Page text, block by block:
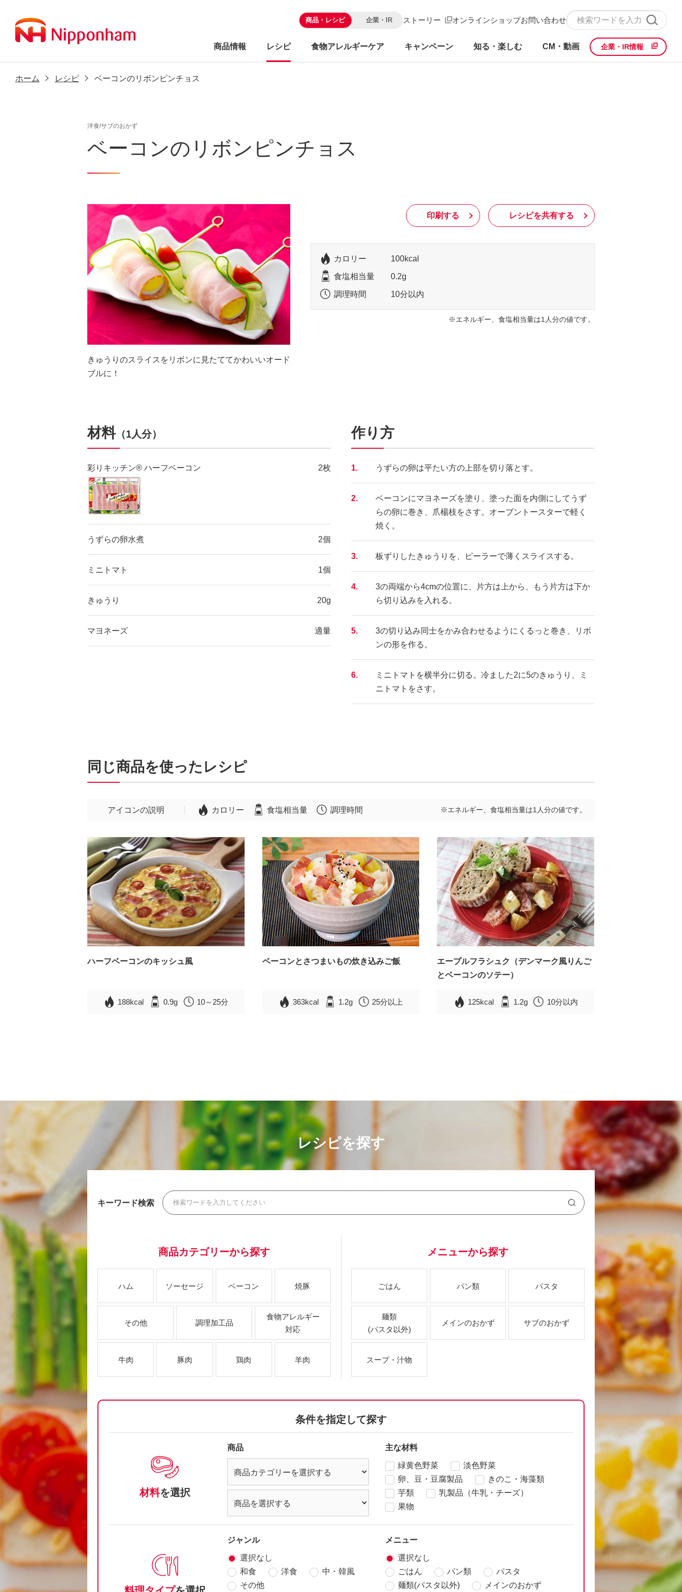
商品・レシピ 企業・IR ストーリー オンラインショップお問い合わせ
商品情報 レシピ 食物アレルギーケア キャンペーン 知る・楽しむ CM・動画 企業・IR情報
ホーム レシピ ベーコンのリボンピンチョス
洋食/サブのおかず
ベーコンのリボンピンチョス
きゅうりのスライスをリボンに見たててかわいいオード
ブルに！
印刷する レシピを共有する
カロリー 100kcal
食塩相当量 0.2g
調理時間 10分以内
エネルギー、食塩相当量は1人分の値です。
材料（1人分）
彩りキッチン® ハーフベーコン 2枚
うずらの卵水煮 2個
ミニトマト 1個
きゅうり 20g
マヨネーズ 適量
作り方
1. うずらの卵は平たい方の上部を切り落とす。
2.
ベーコンにマヨネーズを塗り、塗った面を内側にしてうず
らの卵に巻き、爪楊枝をさす。オーブントースターで軽く
焼く。
3. 板ずりしたきゅうりを、ピーラーで薄くスライスする。
4.
3の両端から4cmの位置に、片方は上から、もう片方は下か
ら切り込みを入れる。
5.
3の切り込み同士をかみ合わせるようにくるっと巻き、リボ
ンの形を作る。
6.
ミニトマトを横半分に切る。冷ました2に5のきゅうり、ミ
ニトマトをさす。
同じ商品を使ったレシピ
アイコンの説明 カロリー 食塩相当量 調理時間 ※エネルギー、食塩相当量は1人分の値です。
ハーフベーコンのキッシュ風
188kcal 0.9g 10～25分
ベーコンとさつまいもの炊き込みご飯
363kcal 1.2g 25分以上
エープルフラシュク（デンマーク風りんご
とベーコンのソテー）
125kcal 1.2g 10分以内
レシピを探す
キーワード検索
商品カテゴリーから探す
ハム ソーセージ ベーコン 焼豚
その他 調理加工品
食物アレルギー
対応
牛肉 豚肉 鶏肉 羊肉
メニューから探す
ごはん パン類 パスタ
麺類
(パスタ以外)
メインのおかず サブのおかず
スープ・汁物
条件を指定して探す
材料を選択
商品 主な材料
緑黄色野菜
淡色野菜
卵、豆・豆腐製品
きのこ・海藻類
芋類
乳製品（牛乳・チーズ）
果物
ジャンル
選択なし
和食
洋食
中・韓風
その他
メニュー
選択なし
ごはん
パン類
パスタ
麺類(パスタ以外)
メインのおかず